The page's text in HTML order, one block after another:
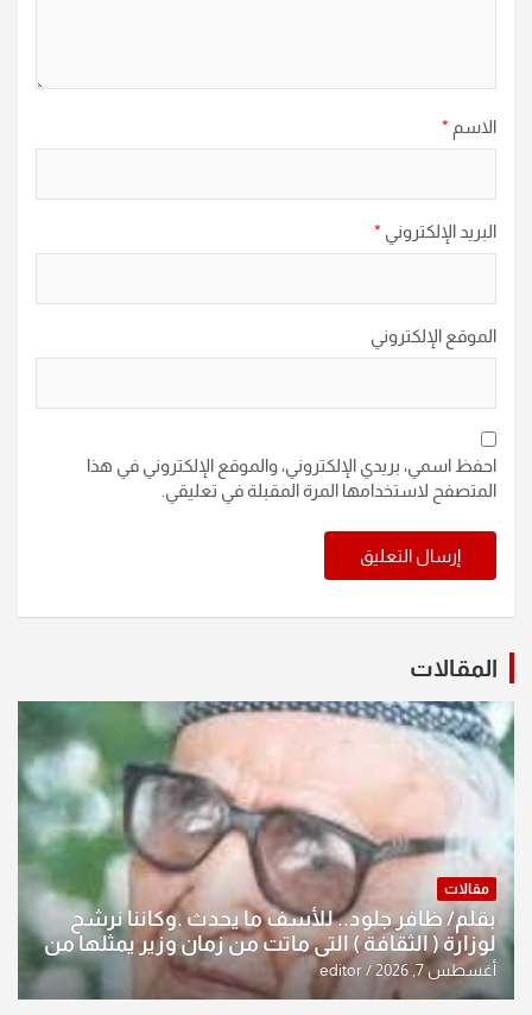
الاسم *
البريد الإلكتروني *
الموقع الإلكتروني
احفظ اسمي، بريدي الإلكتروني، والموقع الإلكتروني في هذا
المتصفح لاستخدامها المرة المقبلة في تعليقي.
المقالات
مقالات
بقلم/ ظافر جلود.. للأسف ما يحدث .وكاننا نرشح
لوزارة ( الثقافة ) التي ماتت من زمان وزير يمثلها من
النخبة والإرث العظيم للثقافة العراقية..
أغسطس 7, 2026 editor